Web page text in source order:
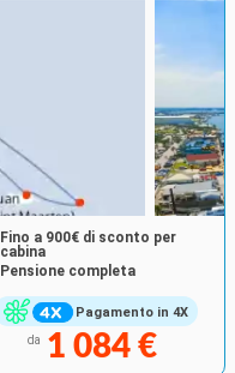
Pagamento in 4X
Fino a 900€ di sconto per
cabina
Pensione completa
da 1 084 €